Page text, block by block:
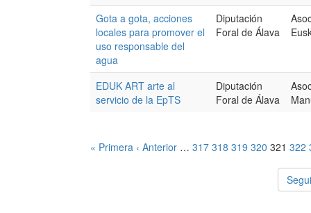
Gota a gota, acciones
locales para promover el
uso responsable del
agua
Diputación
Foral de Álava
EDUK ART arte al
servicio de la EpTS
Diputación
Foral de Álava
« Primera ‹ Anterior … 317 318 319 320 321 322